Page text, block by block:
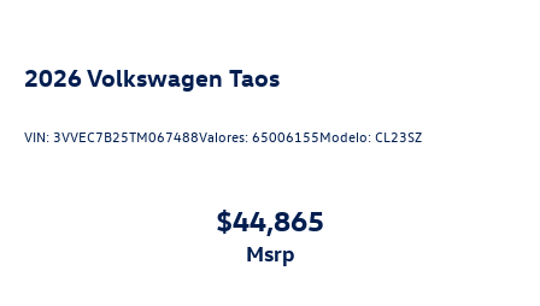
2026Volkswagen Taos
VIN: 3VVEC7B25TM067488Valores:65006155Modelo:CL23SZ
$44,865
msrp